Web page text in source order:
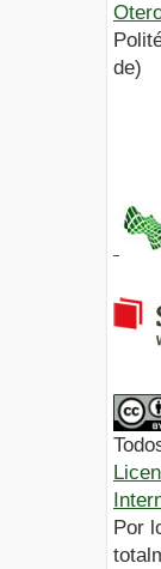
de)
Por